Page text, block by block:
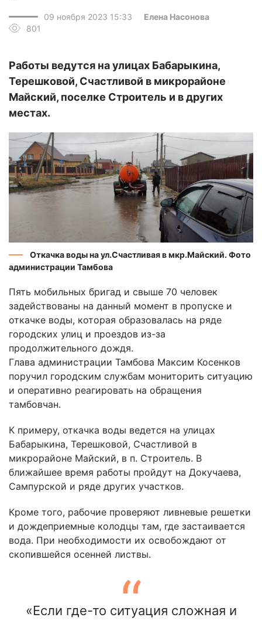
09 ноября 2023 15:33
Елена Насонова
801
Работы ведутся на улицах Бабарыкина,
Терешковой, Счастливой в микрорайоне
Майский, поселке Строитель и в других
местах.
Откачка воды на ул.Счастливая в мкр.Майский. Фото
администрации Тамбова
Пять мобильных бригад и свыше 70 человек
задействованы на данный момент в пропуске и
откачке воды, которая образовалась на ряде
городских улиц и проездов из-за
продолжительного дождя.
Глава администрации Тамбова Максим Косенков
поручил городским службам мониторить ситуацию
и оперативно реагировать на обращения
тамбовчан.
К примеру, откачка воды ведется на улицах
Бабарыкина, Терешковой, Счастливой в
микрорайоне Майский, в п. Строитель. В
ближайшее время работы пройдут на Докучаева,
Сампурской и ряде других участков.
Кроме того, рабочие проверяют ливневые решетки
и дождеприемные колодцы там, где застаивается
вода. При необходимости их освобождают от
скопившейся осенней листвы.
«Если где-то ситуация сложная и